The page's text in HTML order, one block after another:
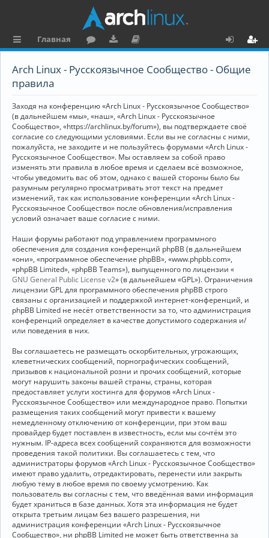
ы
к
и
Главная
ру
ру
и
ку
е
н
та
ц
и
я
о
Arch Linux - Русскоязычное Сообщество - Общие
правила
Заходя на конференцию «Arch Linux - Русскоязычное Сообщество»
(в дальнейшем «мы», «наш», «Arch Linux - Русскоязычное
Сообщество», «https://archlinux.by/forum»), вы подтверждаете своё
согласие со следующими условиями. Если вы не согласны с ними,
пожалуйста, не заходите и не пользуйтесь форумами «Arch Linux -
Русскоязычное Сообщество». Мы оставляем за собой право
изменять эти правила в любое время и сделаем всё возможное,
чтобы уведомить вас об этом, однако с вашей стороны было бы
разумным регулярно просматривать этот текст на предмет
изменений, так как использование конференции «Arch Linux -
Русскоязычное Сообщество» после обновления/исправления
условий означает ваше согласие с ними.
Наши форумы работают под управлением программного
обеспечения для создания конференций phpBB (в дальнейшем
«они», «программное обеспечение phpBB», «www.phpbb.com»,
«phpBB Limited», «phpBB Teams»), выпущенного по лицензии «
GNU General Public License v2» (в дальнейшем «GPL»). Ограничения
лицензии GPL для программного обеспечения phpBB строго
связаны с организацией и поддержкой интернет-конференций, и
phpBB Limited не несёт ответственности за то, что администрация
конференций определяет в качестве допустимого содержания и/
или поведения в них.
Вы соглашаетесь не размещать оскорбительных, угрожающих,
клеветнических сообщений, порнографических сообщений,
призывов к национальной розни и прочих сообщений, которые
могут нарушить законы вашей страны, страны, которая
предоставляет услуги хостинга для форумов «Arch Linux -
Русскоязычное Сообщество» или международное право. Попытки
размещения таких сообщений могут привести к вашему
немедленному отключению от конференции, при этом ваш
провайдер будет поставлен в известность, если мы сочтём это
нужным. IP-адреса всех сообщений сохраняются для возможности
проведения такой политики. Вы соглашаетесь с тем, что
администраторы форумов «Arch Linux - Русскоязычное Сообщество»
имеют право удалить, отредактировать, перенести или закрыть
любую тему в любое время по своему усмотрению. Как
пользователь вы согласны с тем, что введённая вами информация
будет храниться в базе данных. Хотя эта информация не будет
открыта третьим лицам без вашего разрешения, ни
администрация конференции «Arch Linux - Русскоязычное
Сообщество», ни phpBB Limited не может быть ответственна за